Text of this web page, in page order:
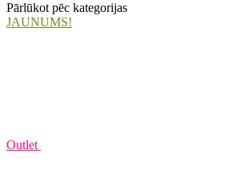
Pārlūkot pēc kategorijas
JAUNUMS!
Outlet